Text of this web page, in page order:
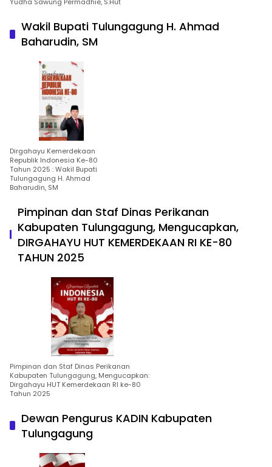
Yudha Sawung Permadhie, S.Hut
Wakil Bupati Tulungagung H. Ahmad
Baharudin, SM
Dirgahayu Kemerdekaan
Republik Indonesia Ke-80
Tahun 2025 : Wakil Bupati
Tulungagung H. Ahmad
Baharudin, SM
Pimpinan dan Staf Dinas Perikanan
Kabupaten Tulungagung, Mengucapkan,
DIRGAHAYU HUT KEMERDEKAAN RI KE-80
TAHUN 2025
Pimpinan dan Staf Dinas Perikanan
Kabupaten Tulungagung, Mengucapkan:
Dirgahayu HUT Kemerdekaan RI ke-80
Tahun 2025
Dewan Pengurus KADIN Kabupaten
Tulungagung